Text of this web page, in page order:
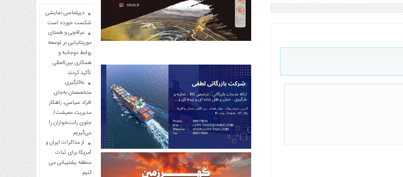
دیپلماسی نمایشی
شکست خورده است
عراقچی و همتای
موریتانیایی بر توسعه
روابط دوجانبه و
همکاری بین‌المللی
تأکید کردند
به‌کارگیری
متخصصان به‌جای
افراد سیاسی، راهکار
مدیریت معیشت/
جلوی رانت‌خواران را
می‌گیریم
از مذاکرات ایران و
آمریکا برای ثبات
منطقه پشتیبانی می
کنیم